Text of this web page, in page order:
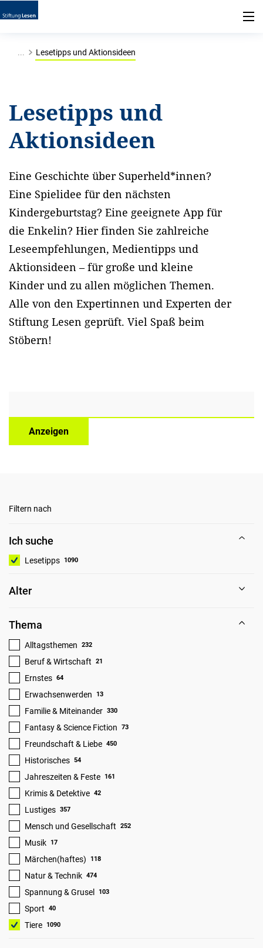
... Lesetipps und Aktionsideen
Lesetipps und
Aktionsideen
Eine Geschichte über Superheld*innen?
Eine Spielidee für den nächsten
Kindergeburtstag? Eine geeignete App für
die Enkelin? Hier finden Sie zahlreiche
Leseempfehlungen, Medientipps und
Aktionsideen – für große und kleine
Kinder und zu allen möglichen Themen.
Alle von den Expertinnen und Experten der
Stiftung Lesen geprüft. Viel Spaß beim
Stöbern!
Anzeigen
Filtern nach
Ich suche
Lesetipps 1090
Alter
Thema
Alltagsthemen 232
Beruf & Wirtschaft 21
Ernstes 64
Erwachsenwerden 13
Familie & Miteinander 330
Fantasy & Science Fiction 73
Freundschaft & Liebe 450
Historisches 54
Jahreszeiten & Feste 161
Krimis & Detektive 42
Lustiges 357
Mensch und Gesellschaft 252
Musik 17
Märchen(haftes) 118
Natur & Technik 474
Spannung & Grusel 103
Sport 40
Tiere 1090